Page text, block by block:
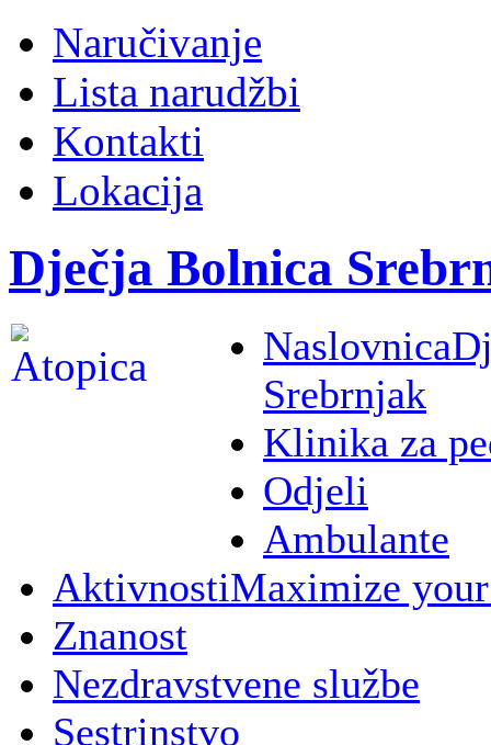
Naručivanje
Lista narudžbi
Kontakti
Lokacija
Dječja Bolnica
Naslovnica
Srebrnjak
Klinika za
Odjeli
Ambulante
AktivnostiMaximize
Znanost
Nezdravstvene službe
Sestrinstvo